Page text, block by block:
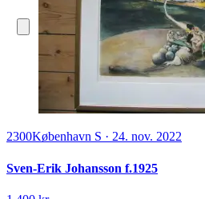
2300København S · 24. nov. 2022
Sven-Erik Johansson f.1925